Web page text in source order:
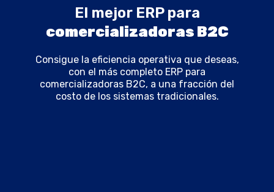
El mejor ERP para
comercializadoras B2C
Consigue la eficiencia operativa que deseas,
con el más completo ERP para
comercializadoras B2C, a una fracción del
costo de los sistemas tradicionales.